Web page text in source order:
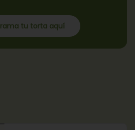
tu torta aquí